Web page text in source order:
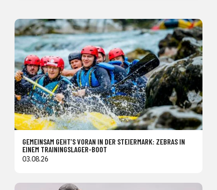
GEMEINSAM GEHT’S VORAN IN DER STEIERMARK: ZEBRAS IN
EINEM TRAININGSLAGER-BOOT
03.08.26